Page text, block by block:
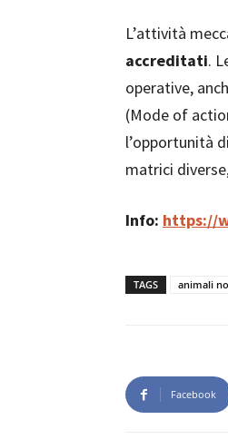
L’attività
accreditati.
operative,
(Mode of
l’opportunità
matrici
Info: https://
TAGS animali
Facebook